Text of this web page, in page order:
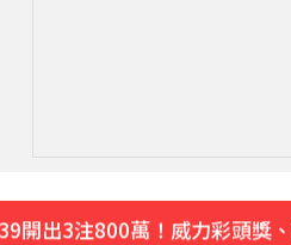
開出3注800萬！威力彩頭獎